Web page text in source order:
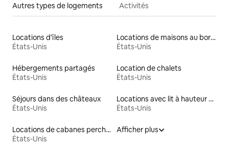
Autres types de logements Activités
Locations d'îles
États-Unis
Locations de maisons au bord d'un lac
États-Unis
Hébergements partagés
États-Unis
Location de chalets
États-Unis
Séjours dans des châteaux
États-Unis
Locations avec lit à hauteur adaptée
États-Unis
Locations de cabanes perchées
États-Unis
Afficher plus